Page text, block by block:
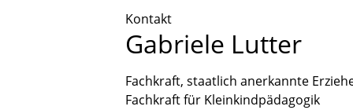
Kontakt
Gabriele Lutter
Fachkraft, staatlich anerkannte
Fachkraft für Kleinkindpädagogik